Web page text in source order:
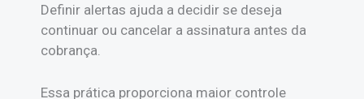
Definir alertas ajuda a decidir se deseja
continuar ou cancelar a assinatura antes da
cobrança.
Essa prática proporciona maior controle